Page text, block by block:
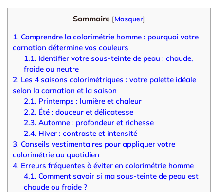
Sommaire [Masquer]
1. Comprendre la colorimétrie homme : pourquoi votre
carnation détermine vos couleurs
1.1. Identifier votre sous-teinte de peau : chaude,
froide ou neutre
2. Les 4 saisons colorimétriques : votre palette idéale
selon la carnation et la saison
2.1. Printemps : lumière et chaleur
2.2. Été : douceur et délicatesse
2.3. Automne : profondeur et richesse
2.4. Hiver : contraste et intensité
3. Conseils vestimentaires pour appliquer votre
colorimétrie au quotidien
4. Erreurs fréquentes à éviter en colorimétrie homme
4.1. Comment savoir si ma sous-teinte de peau est
chaude ou froide ?